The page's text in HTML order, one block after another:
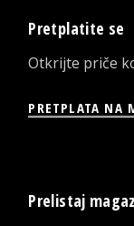
Pretplatite se
Otkrijte priče
PRETPLATA NA
Prelistaj